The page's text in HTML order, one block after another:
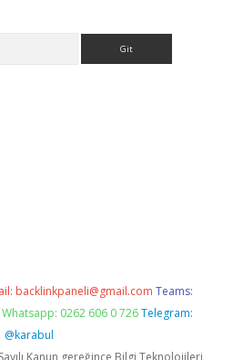
backlinkpaneli@gmail.com Teams:
Whatsapp: 0262 606 0 726 Telegram:
@karabul
Kanun gereğince Bilgi Teknolojileri